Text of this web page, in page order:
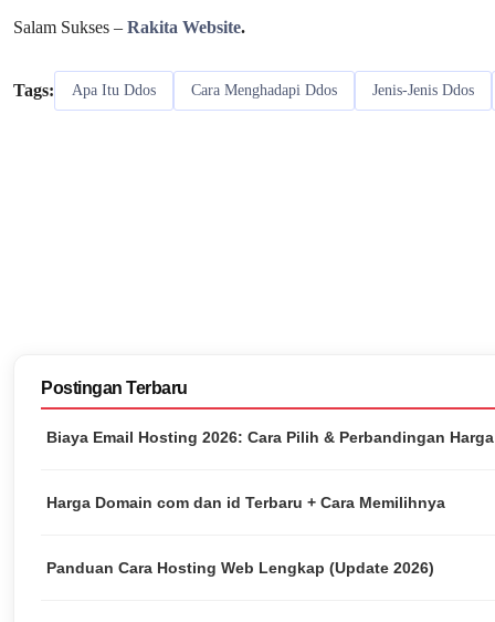
Salam Sukses – Rakita Website.
Tags: Apa Itu Ddos Cara Menghadapi Ddos Jenis-Jenis Ddos
Postingan Terbaru
Biaya Email Hosting 2026: Cara Pilih & Perbandingan
Harga Domain com dan id Terbaru + Cara Memilihnya
Panduan Cara Hosting Web Lengkap (Update 2026)